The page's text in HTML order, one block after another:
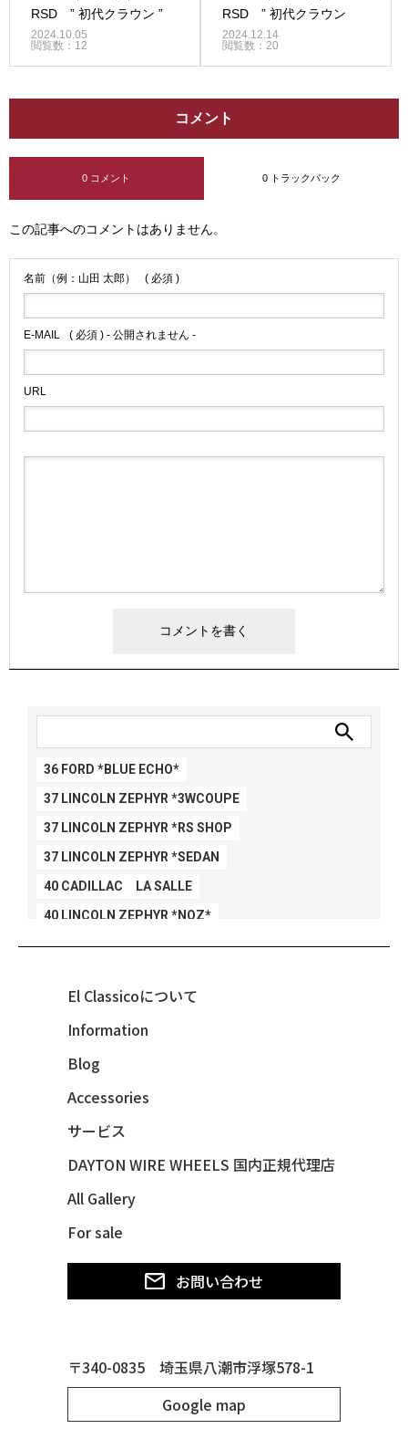
RSD ” 初代クラウン ”
2024.10.05
閲覧数：12
RSD ” 初代クラウン
2024.12.14
閲覧数：20
コメント
0 コメント 0 トラックバック
この記事へのコメントはありません。
名前（例：山田 太郎） ( 必須 )
E-MAIL ( 必須 ) - 公開されません -
URL
36 FORD *BLUE ECHO*
37 LINCOLN ZEPHYR *3WCOUPE
37 LINCOLN ZEPHYR *RS SHOP
37 LINCOLN ZEPHYR *SEDAN
40 CADILLAC LA SALLE
40 LINCOLN ZEPHYR *NOZ*
40 LINCOLN ZEPHYR *V12*
47 CHEVY FLEETMASTER CONV
48 CHEVY 3100 *Q-CHINCO
48 CHEVY FLEET AEROSEDAN
48 CHEVY FLEETMASTER CONV
49 MERCURY *MERC9*
50 CHEVY STYLE-LINE*BUBBLES
50 CHEVY SUBURBAN
51 MERCURY *ART MORRISON
El Classicoについて
Information
Blog
Accessories
サービス
DAYTON WIRE WHEELS 国内正規代理店
All Gallery
For sale
お問い合わせ
〒340-0835 埼玉県八潮市浮塚578-1
Google map